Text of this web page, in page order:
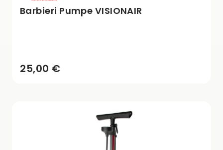
Barbieri Pumpe VISIONAIR
25,00 €